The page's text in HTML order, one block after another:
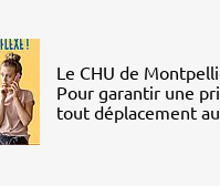
Le CHU de
Pour garantir une
tout déplacement